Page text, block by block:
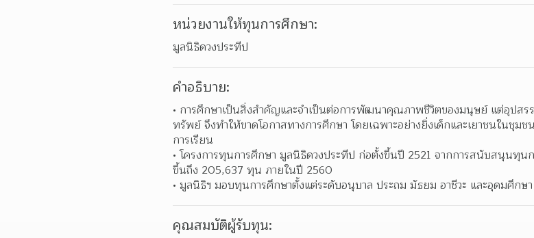
หน่วยงานให้ทุนการศึกษา:
มูลนิธิดวงประทีป
คำอธิบาย:
การศึกษาเป็นสิ่งสำคัญและจำเป็นต่อการพัฒนาคุณภาพชีวิตของมนุษย์ แต่อุปสร
ทรัพย์ จึงทำให้ขาดโอกาสทางการศึกษา โดยเฉพาะอย่างยิ่งเด็กและเยาชนในชุ
การเรียน
โครงการทุนการศึกษา มูลนิธิดวงประทีป ก่อตั้งขึ้นปี 2521 จากการสนับสนุนทุน
ขึ้นถึง 205,637 ทุน ภายในปี 2560
มูลนิธิฯ มอบทุนการศึกษาตั้งแต่ระดับอนุบาล ประถม มัธยม อาชีวะ และอุดมศึกษา
คุณสมบัติผู้รับทุน: